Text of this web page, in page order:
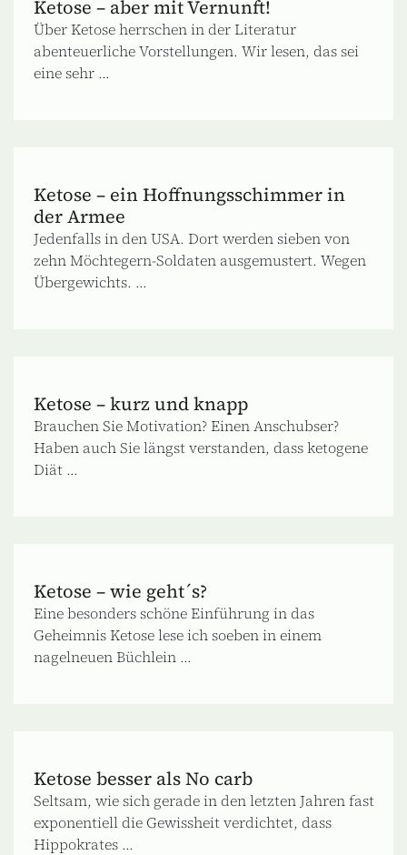
Ketose – aber mit Vernunft!
Über Ketose herrschen in der Literatur
abenteuerliche Vorstellungen. Wir lesen, das sei
eine sehr ...
Ketose – ein Hoffnungsschimmer in
der Armee
Jedenfalls in den USA. Dort werden sieben von
zehn Möchtegern-Soldaten ausgemustert. Wegen
Übergewichts. ...
Ketose – kurz und knapp
Brauchen Sie Motivation? Einen Anschubser?
Haben auch Sie längst verstanden, dass ketogene
Diät ...
Ketose – wie geht´s?
Eine besonders schöne Einführung in das
Geheimnis Ketose lese ich soeben in einem
nagelneuen Büchlein ...
Ketose besser als No carb
Seltsam, wie sich gerade in den letzten Jahren fast
exponentiell die Gewissheit verdichtet, dass
Hippokrates ...